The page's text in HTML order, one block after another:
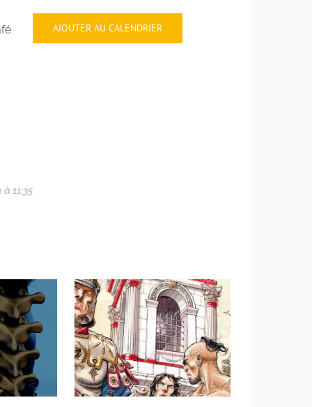
11:35
AJOUTER AU CALENDRIER